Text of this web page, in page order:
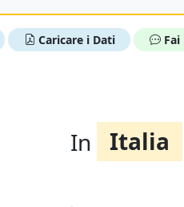
Caricare i Dati Fai
In Italia